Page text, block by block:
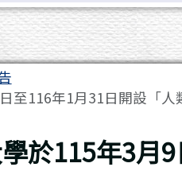
至116年1月31日開設「人
於115年3月